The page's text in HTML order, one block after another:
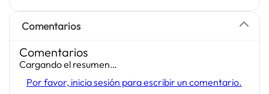
Comentarios
Comentarios
Cargando el resumen…
Por favor, inicia sesión para escribir un comentario.